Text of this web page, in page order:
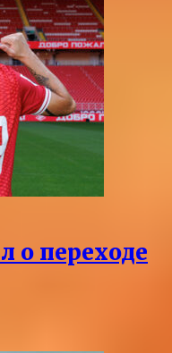
о переходе